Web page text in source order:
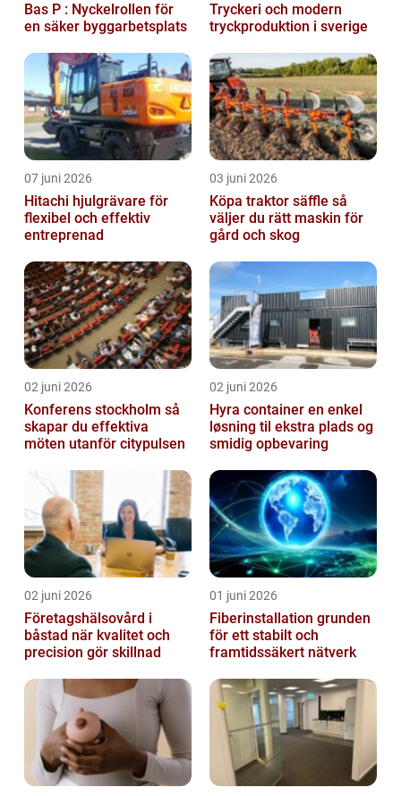
Bas P : Nyckelrollen för
en säker byggarbetsplats
Tryckeri och modern
tryckproduktion i sverige
07 juni 2026
Hitachi hjulgrävare för
flexibel och effektiv
entreprenad
03 juni 2026
Köpa traktor säffle så
väljer du rätt maskin för
gård och skog
02 juni 2026
Konferens stockholm så
skapar du effektiva
möten utanför citypulsen
02 juni 2026
Hyra container en enkel
løsning til ekstra plads og
smidig opbevaring
02 juni 2026
Företagshälsovård i
båstad när kvalitet och
precision gör skillnad
01 juni 2026
Fiberinstallation grunden
för ett stabilt och
framtidssäkert nätverk